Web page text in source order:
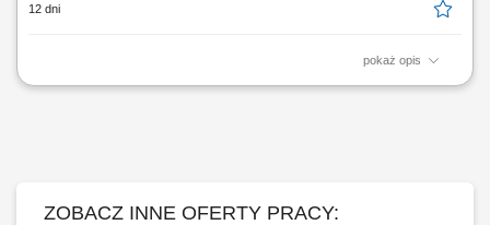
12 dni
pokaż opis
Opis stanowiska: Monitorowanie rynku oraz analiza trendów cenowych;
ZOBACZ INNE OFERTY PRACY: